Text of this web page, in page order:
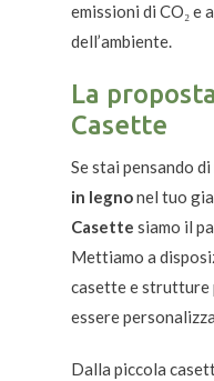
emissioni di CO₂ e
dell’ambiente.
La
Casette
Se stai pensando
in legnonel tuo
Casette siamo il
Mettiamo a
casette e strutture
essere
Dalla piccola